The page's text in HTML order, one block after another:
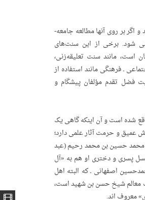
سنت‌های فراوانی در فرهنگ علمی مسلمانان و به‌خصوص حوزه ­های علمیه­ شیعی وجود دارد که بسیار معنی دارند و اگر بر روی آنها مطالعه‌ جامعه­
شود. برخی از این سنت‌های
مانند سنت تعلیقه‌زنی،
ـ فرهنگی مانند استفاده از
فضل تقدم مؤلفان پیشگام و
شده است و آن اینکه گاهی یک
عمیق و حرمت آثار علمی دارد؛
محمد حسین بن محمد رحیم (عبد
الفصول نامبردار شده، نسل پسری و دختری او هم به «آل
اصفهانی ـ که البته اهل
معالم شیخ حسن بن شهید است،
معروف اند.